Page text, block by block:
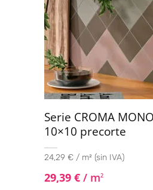
Serie CROMA
10×10 precorte
24,29 € / m² (sin IVA)
29,39 € / m2